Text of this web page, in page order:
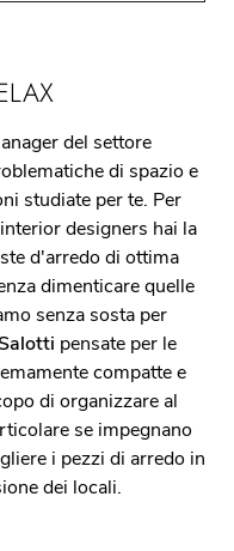
del settore
di spazio e
studiate per te. Per
designers hai la
d'arredo di ottima
dimenticare quelle
senza sosta per
pensate per le
compatte e
di organizzare al
se impegnano
i pezzi di arredo in
dei locali.